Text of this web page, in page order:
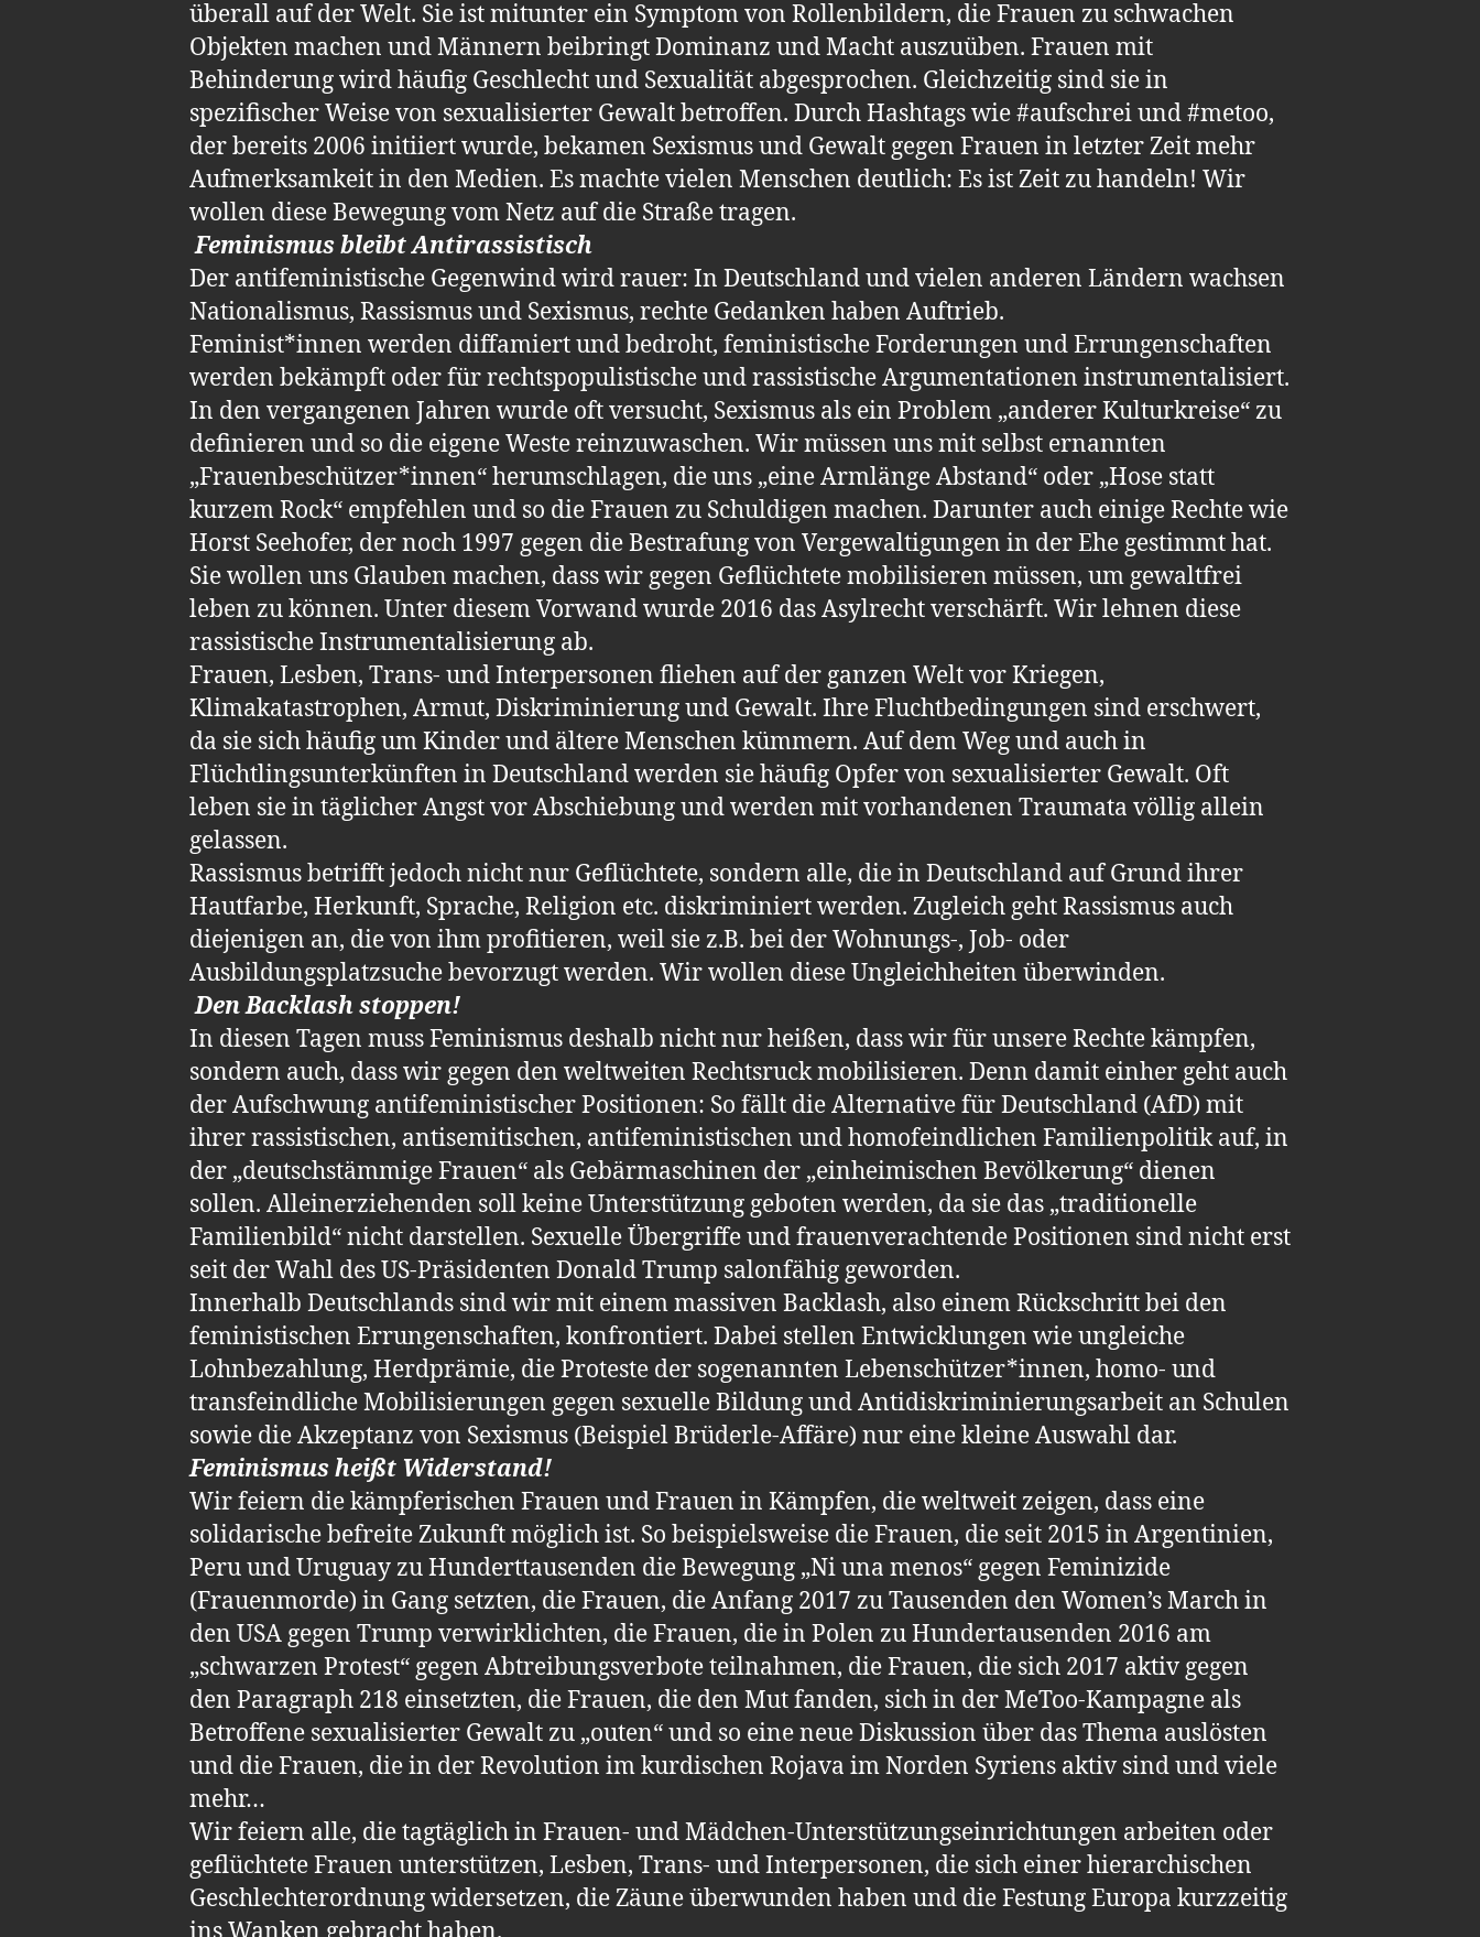
überall auf der Welt. Sie ist mitunter ein Symptom von Rollenbildern, die Frauen zu schwachen
Objekten machen und Männern beibringt Dominanz und Macht auszuüben. Frauen mit
Behinderung wird häufig Geschlecht und Sexualität abgesprochen. Gleichzeitig sind sie in
spezifischer Weise von sexualisierter Gewalt betroffen. Durch Hashtags wie #aufschrei und #metoo,
der bereits 2006 initiiert wurde, bekamen Sexismus und Gewalt gegen Frauen in letzter Zeit mehr
Aufmerksamkeit in den Medien. Es machte vielen Menschen deutlich: Es ist Zeit zu handeln! Wir
wollen diese Bewegung vom Netz auf die Straße tragen.
Feminismus bleibt Antirassistisch
Der antifeministische Gegenwind wird rauer: In Deutschland und vielen anderen Ländern wachsen
Nationalismus, Rassismus und Sexismus, rechte Gedanken haben Auftrieb.
Feminist*innen werden diffamiert und bedroht, feministische Forderungen und Errungenschaften
werden bekämpft oder für rechtspopulistische und rassistische Argumentationen instrumentalisiert.
In den vergangenen Jahren wurde oft versucht, Sexismus als ein Problem „anderer Kulturkreise“ zu
definieren und so die eigene Weste reinzuwaschen. Wir müssen uns mit selbst ernannten
„Frauenbeschützer*innen“ herumschlagen, die uns „eine Armlänge Abstand“ oder „Hose statt
kurzem Rock“ empfehlen und so die Frauen zu Schuldigen machen. Darunter auch einige Rechte wie
Horst Seehofer, der noch 1997 gegen die Bestrafung von Vergewaltigungen in der Ehe gestimmt hat.
Sie wollen uns Glauben machen, dass wir gegen Geflüchtete mobilisieren müssen, um gewaltfrei
leben zu können. Unter diesem Vorwand wurde 2016 das Asylrecht verschärft. Wir lehnen diese
rassistische Instrumentalisierung ab.
Frauen, Lesben, Trans- und Interpersonen fliehen auf der ganzen Welt vor Kriegen,
Klimakatastrophen, Armut, Diskriminierung und Gewalt. Ihre Fluchtbedingungen sind erschwert,
da sie sich häufig um Kinder und ältere Menschen kümmern. Auf dem Weg und auch in
Flüchtlingsunterkünften in Deutschland werden sie häufig Opfer von sexualisierter Gewalt. Oft
leben sie in täglicher Angst vor Abschiebung und werden mit vorhandenen Traumata völlig allein
gelassen.
Rassismus betrifft jedoch nicht nur Geflüchtete, sondern alle, die in Deutschland auf Grund ihrer
Hautfarbe, Herkunft, Sprache, Religion etc. diskriminiert werden. Zugleich geht Rassismus auch
diejenigen an, die von ihm profitieren, weil sie z.B. bei der Wohnungs-, Job- oder
Ausbildungsplatzsuche bevorzugt werden. Wir wollen diese Ungleichheiten überwinden.
Den Backlash stoppen!
In diesen Tagen muss Feminismus deshalb nicht nur heißen, dass wir für unsere Rechte kämpfen,
sondern auch, dass wir gegen den weltweiten Rechtsruck mobilisieren. Denn damit einher geht auch
der Aufschwung antifeministischer Positionen: So fällt die Alternative für Deutschland (AfD) mit
ihrer rassistischen, antisemitischen, antifeministischen und homofeindlichen Familienpolitik auf, in
der „deutschstämmige Frauen“ als Gebärmaschinen der „einheimischen Bevölkerung“ dienen
sollen. Alleinerziehenden soll keine Unterstützung geboten werden, da sie das „traditionelle
Familienbild“ nicht darstellen. Sexuelle Übergriffe und frauenverachtende Positionen sind nicht erst
seit der Wahl des US-Präsidenten Donald Trump salonfähig geworden.
Innerhalb Deutschlands sind wir mit einem massiven Backlash, also einem Rückschritt bei den
feministischen Errungenschaften, konfrontiert. Dabei stellen Entwicklungen wie ungleiche
Lohnbezahlung, Herdprämie, die Proteste der sogenannten Lebenschützer*innen, homo- und
transfeindliche Mobilisierungen gegen sexuelle Bildung und Antidiskriminierungsarbeit an Schulen
sowie die Akzeptanz von Sexismus (Beispiel Brüderle-Affäre) nur eine kleine Auswahl dar.
Feminismus heißt Widerstand!
Wir feiern die kämpferischen Frauen und Frauen in Kämpfen, die weltweit zeigen, dass eine
solidarische befreite Zukunft möglich ist. So beispielsweise die Frauen, die seit 2015 in Argentinien,
Peru und Uruguay zu Hunderttausenden die Bewegung „Ni una menos“ gegen Feminizide
(Frauenmorde) in Gang setzten, die Frauen, die Anfang 2017 zu Tausenden den Women’s March in
den USA gegen Trump verwirklichten, die Frauen, die in Polen zu Hundertausenden 2016 am
„schwarzen Protest“ gegen Abtreibungsverbote teilnahmen, die Frauen, die sich 2017 aktiv gegen
den Paragraph 218 einsetzten, die Frauen, die den Mut fanden, sich in der MeToo-Kampagne als
Betroffene sexualisierter Gewalt zu „outen“ und so eine neue Diskussion über das Thema auslösten
und die Frauen, die in der Revolution im kurdischen Rojava im Norden Syriens aktiv sind und viele
mehr…
Wir feiern alle, die tagtäglich in Frauen- und Mädchen-Unterstützungseinrichtungen arbeiten oder
geflüchtete Frauen unterstützen, Lesben, Trans- und Interpersonen, die sich einer hierarchischen
Geschlechterordnung widersetzen, die Zäune überwunden haben und die Festung Europa kurzzeitig